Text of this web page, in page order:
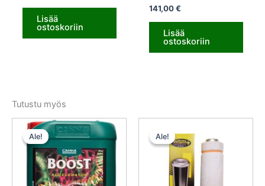
Lisää
ostoskoriin
141,00€
Lisää
ostoskoriin
Tutustu myös
Ale!
Ale!
Alkuperäinen
hinta
oli:
500,00 €.
Nykyinen
hinta
on:
450,00 €.
Ale!
Ale!
hinta
oli:
135,00 €.
on:
128,25 €.